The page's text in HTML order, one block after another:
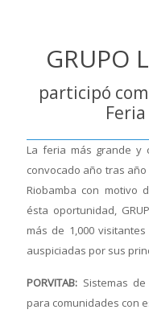
GRUPO
participó
La feria más grande y
convocado año tras
Riobamba con motivo
ésta oportunidad,
más de 1,000
auspiciadas por sus
PORVITAB: Sistemas
para comunidades con